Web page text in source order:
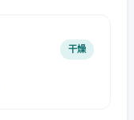
干燥